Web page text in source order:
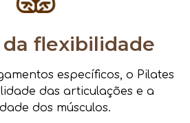
da flexibilidade
específicos, o Pilates
das articulações e a
dos músculos.